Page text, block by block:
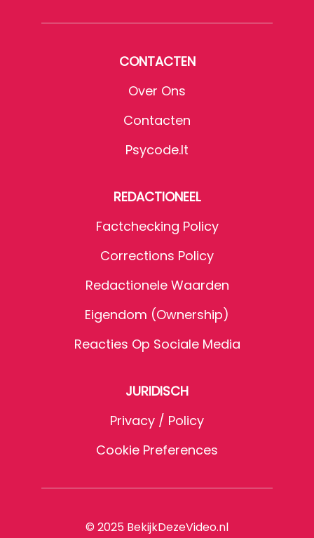
CONTACTEN
Over Ons
Contacten
Psycode.it
REDACTIONEEL
Factchecking Policy
Corrections Policy
Redactionele Waarden
Eigendom (Ownership)
Reacties Op Sociale Media
JURIDISCH
Privacy / Policy
Cookie Preferences
© 2025 BekijkDezeVideo.nl